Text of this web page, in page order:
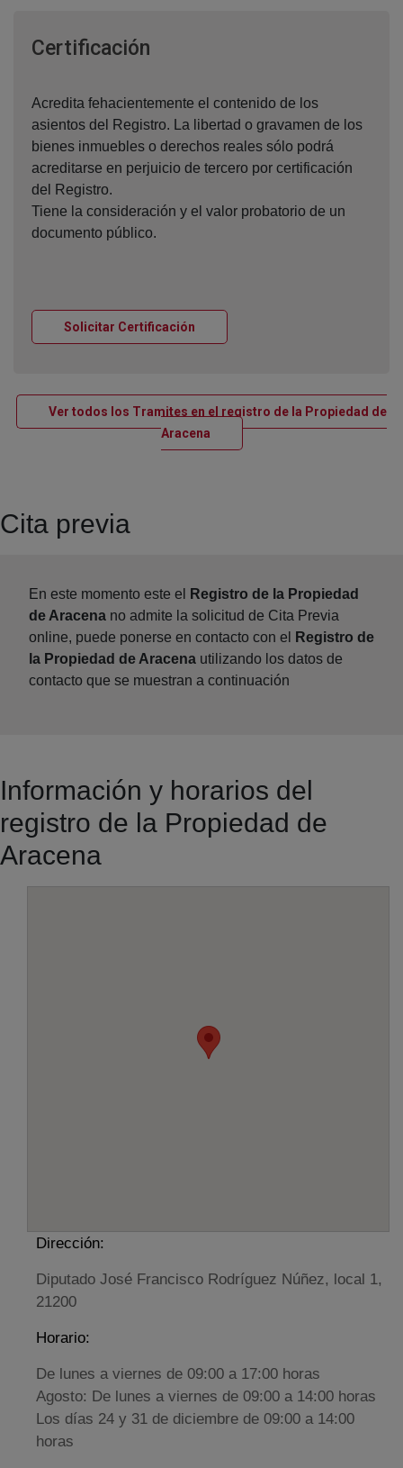
Certificación
Acredita fehacientemente el contenido de los
asientos del Registro. La libertad o gravamen de los
bienes inmuebles o derechos reales sólo podrá
acreditarse en perjuicio de tercero por certificación
del Registro.
Tiene la consideración y el valor probatorio de un
documento público.
Solicitar Certificación
Ver todos los Tramites en el registro de la Propiedad de
AracenaVentana nueva
Cita previa
En este momento este el
Registro de la Propiedad
de Aracena no admite la solicitud de Cita Previa
online, puede ponerse en contacto con el
Registro de
la Propiedad de Aracena utilizando los datos de
contacto que se muestran a continuación
Información y horarios del
registro de la Propiedad de
Aracena
Dirección:
Diputado José Francisco Rodríguez Núñez, local 1,
21200
Horario:
De lunes a viernes de 09:00 a 17:00 horas
Agosto: De lunes a viernes de 09:00 a 14:00 horas
Los días 24 y 31 de diciembre de 09:00 a 14:00
horas